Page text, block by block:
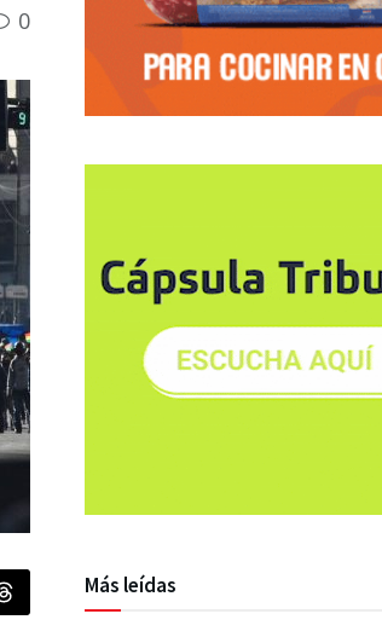
0
Más leídas